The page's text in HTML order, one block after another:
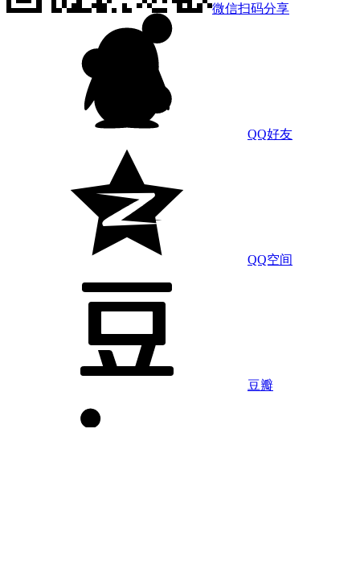
微信扫码分享
QQ好友
QQ空间
豆瓣